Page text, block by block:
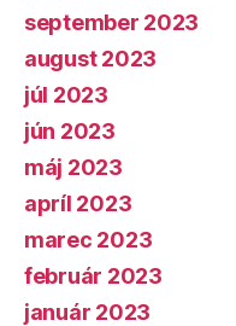
september 2023
august 2023
júl 2023
jún 2023
máj 2023
apríl 2023
marec 2023
február 2023
január 2023